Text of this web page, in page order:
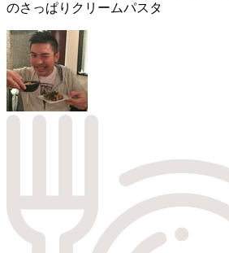
のさっぱりクリームパスタ